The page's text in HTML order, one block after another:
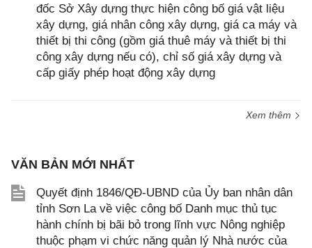
đốc Sở Xây dựng thực hiện công bố giá vật liệu
xây dựng, giá nhân công xây dựng, giá ca máy và
thiết bị thi công (gồm giá thuê máy và thiết bị thi
công xây dựng nếu có), chỉ số giá xây dựng và
cấp giấy phép hoạt động xây dựng
Xem thêm
VĂN BẢN MỚI NHẤT
Quyết định 1846/QĐ-UBND của Ủy ban nhân dân
tỉnh Sơn La về việc công bố Danh mục thủ tục
hành chính bị bãi bỏ trong lĩnh vực Nông nghiệp
thuộc phạm vi chức năng quản lý Nhà nước của